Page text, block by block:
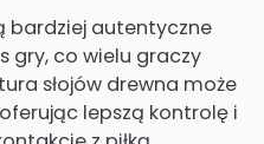
bardziej autentyczne
gry, co wielu graczy
słojów drewna może
lepszą kontrolę i